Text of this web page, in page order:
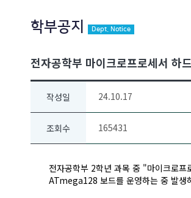
학부공지 Dept. Notice
전자공학부 마이크로프로세서 하
작성일 24.10.17
조회수 165431
전자공학부 2학년 과목 중 "마이크로
ATmega128 보드를 운영하는 중 발생